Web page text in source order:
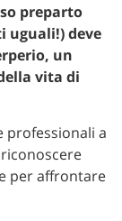
preparto
uguali!) deve
un
vita di
professionali a
per affrontare